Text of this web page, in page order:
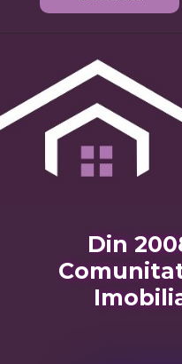
Din